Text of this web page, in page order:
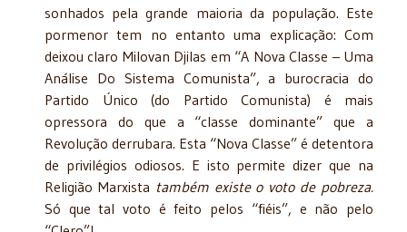
sonhados pela grande maioria da população. Este
pormenor tem no entanto uma explicação: Com
deixou claro Milovan Djilas em “A Nova Classe – Uma
Análise Do Sistema Comunista”, a burocracia do
Partido Único (do Partido Comunista) é mais
opressora do que a “classe dominante” que a
Revolução derrubara. Esta “Nova Classe” é detentora
de privilégios odiosos. E isto permite dizer que na
Religião Marxista também existe o voto de pobreza.
Só que tal voto é feito pelos “fiéis”, e não pelo